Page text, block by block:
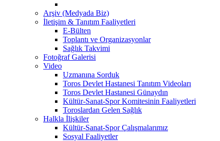
Arşiv (Medyada Biz)
İletişim & Tanıtım Faaliyetleri
E-Bülten
Toplantı ve Organizasyonlar
Sağlık Takvimi
Fotoğraf Galerisi
Video
Uzmanına Sorduk
Toros Devlet Hastanesi Tanıtım Videoları
Toros Devlet Hastanesi Günaydın
Kültür-Sanat-Spor Komitesinin Faaliyetleri
Toroslardan Gelen Sağlık
Halkla İlişkiler
Kültür-Sanat-Spor Çalışmalarımız
Sosyal Faaliyetler